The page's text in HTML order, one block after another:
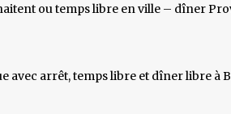
ou temps libre en ville – dîner
avec arrêt, temps libre et dîner libre à